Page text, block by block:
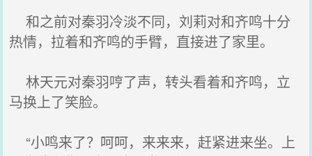
和之前对秦羽冷淡不同，刘莉对和齐鸣十分
热情，拉着和齐鸣的手臂，直接进了家里。
林天元对秦羽哼了声，转头看着和齐鸣，立
马换上了笑脸。
“小鸣来了？呵呵，来来来，赶紧进来坐。上